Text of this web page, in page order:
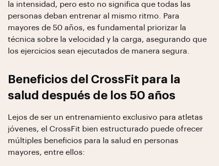
la intensidad, pero esto no significa que todas las
personas deban entrenar al mismo ritmo. Para
mayores de 50 años, es fundamental priorizar la
técnica sobre la velocidad y la carga, asegurando que
los ejercicios sean ejecutados de manera segura.
Beneficios del CrossFit para la
salud después de los 50 años
Lejos de ser un entrenamiento exclusivo para atletas
jóvenes, el CrossFit bien estructurado puede ofrecer
múltiples beneficios para la salud en personas
mayores, entre ellos: